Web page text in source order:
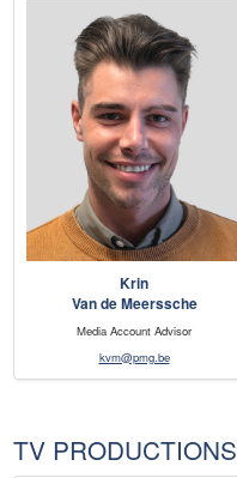
Krin
Van de Meerssche
Media Account Advisor
kvm@pmg.be
TV PRODUCTIONS